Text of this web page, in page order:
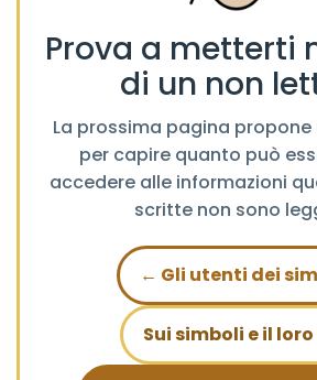
Prova a metterti
di un non
La prossima pagina propone
per capire quanto può
accedere alle informazioni
scritte non sono
← Gli utenti dei
Sui simboli e il loro